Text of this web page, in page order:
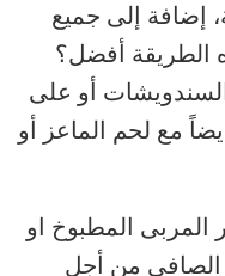
إضافة إلى جميع
الطريقة أفضل؟
السندويشات أو على
مع لحم الماعز أو
المربى المطبوخ او
الصافي من أجل